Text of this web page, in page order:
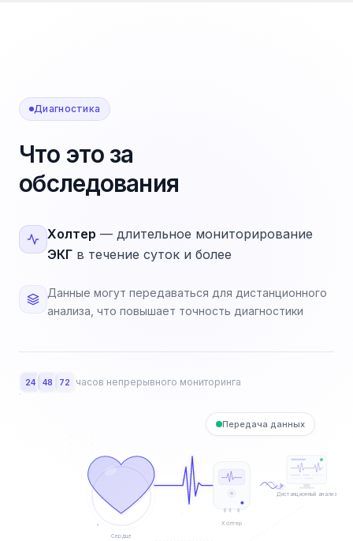
Диагностика
Что это за
обследования
Холтер — длительное мониторирование
ЭКГ в течение суток и более
Данные могут передаваться для дистанционного
анализа, что повышает точность диагностики
24 48 72 часов непрерывного мониторинга
Сердце
Холтер
Дистанционный анализ
Передача данных